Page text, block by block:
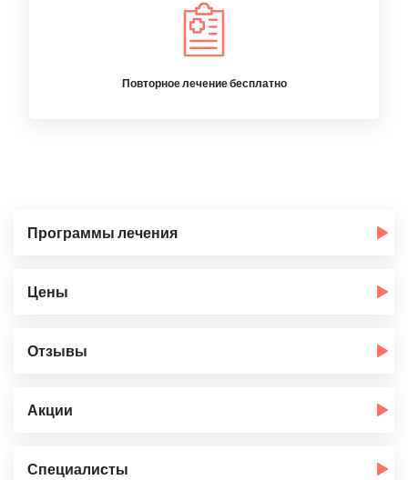
Повторное лечение бесплатно
Программы лечения
Цены
Отзывы
Акции
Специалисты